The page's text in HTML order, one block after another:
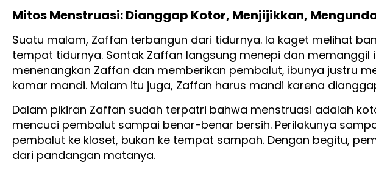
Mitos Menstruasi: Dianggap Kotor, Menjijikkan,
Suatu malam, Zaffan terbangun dari tidurnya. Ia kaget melihat
tempat tidurnya. Sontak Zaffan langsung menepi dan memanggil
menenangkan Zaffan dan memberikan pembalut, ibunya justru
kamar mandi. Malam itu juga, Zaffan harus mandi karena
Dalam pikiran Zaffan sudah terpatri bahwa menstruasi adalah
mencuci pembalut sampai benar-benar bersih. Perilakunya
pembalut ke kloset, bukan ke tempat sampah. Dengan begitu,
dari pandangan matanya.